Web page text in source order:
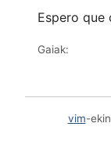
Espero que
Gaiak:
vim-